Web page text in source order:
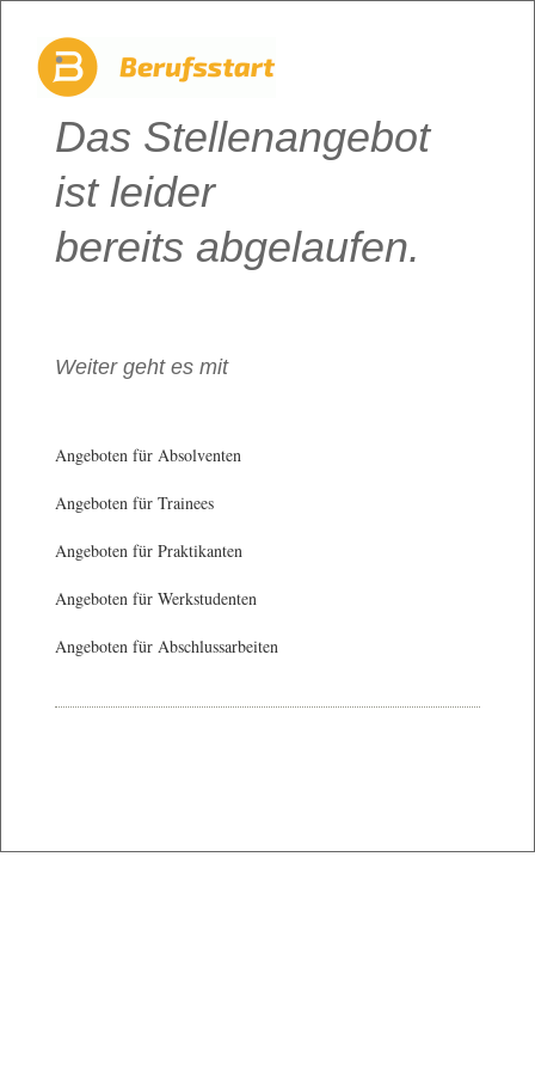
Das Stellenangebot
ist leider
bereits abgelaufen.
Weiter geht es mit
Angeboten für Absolventen
Angeboten für Trainees
Angeboten für Praktikanten
Angeboten für Werkstudenten
Angeboten für Abschlussarbeiten